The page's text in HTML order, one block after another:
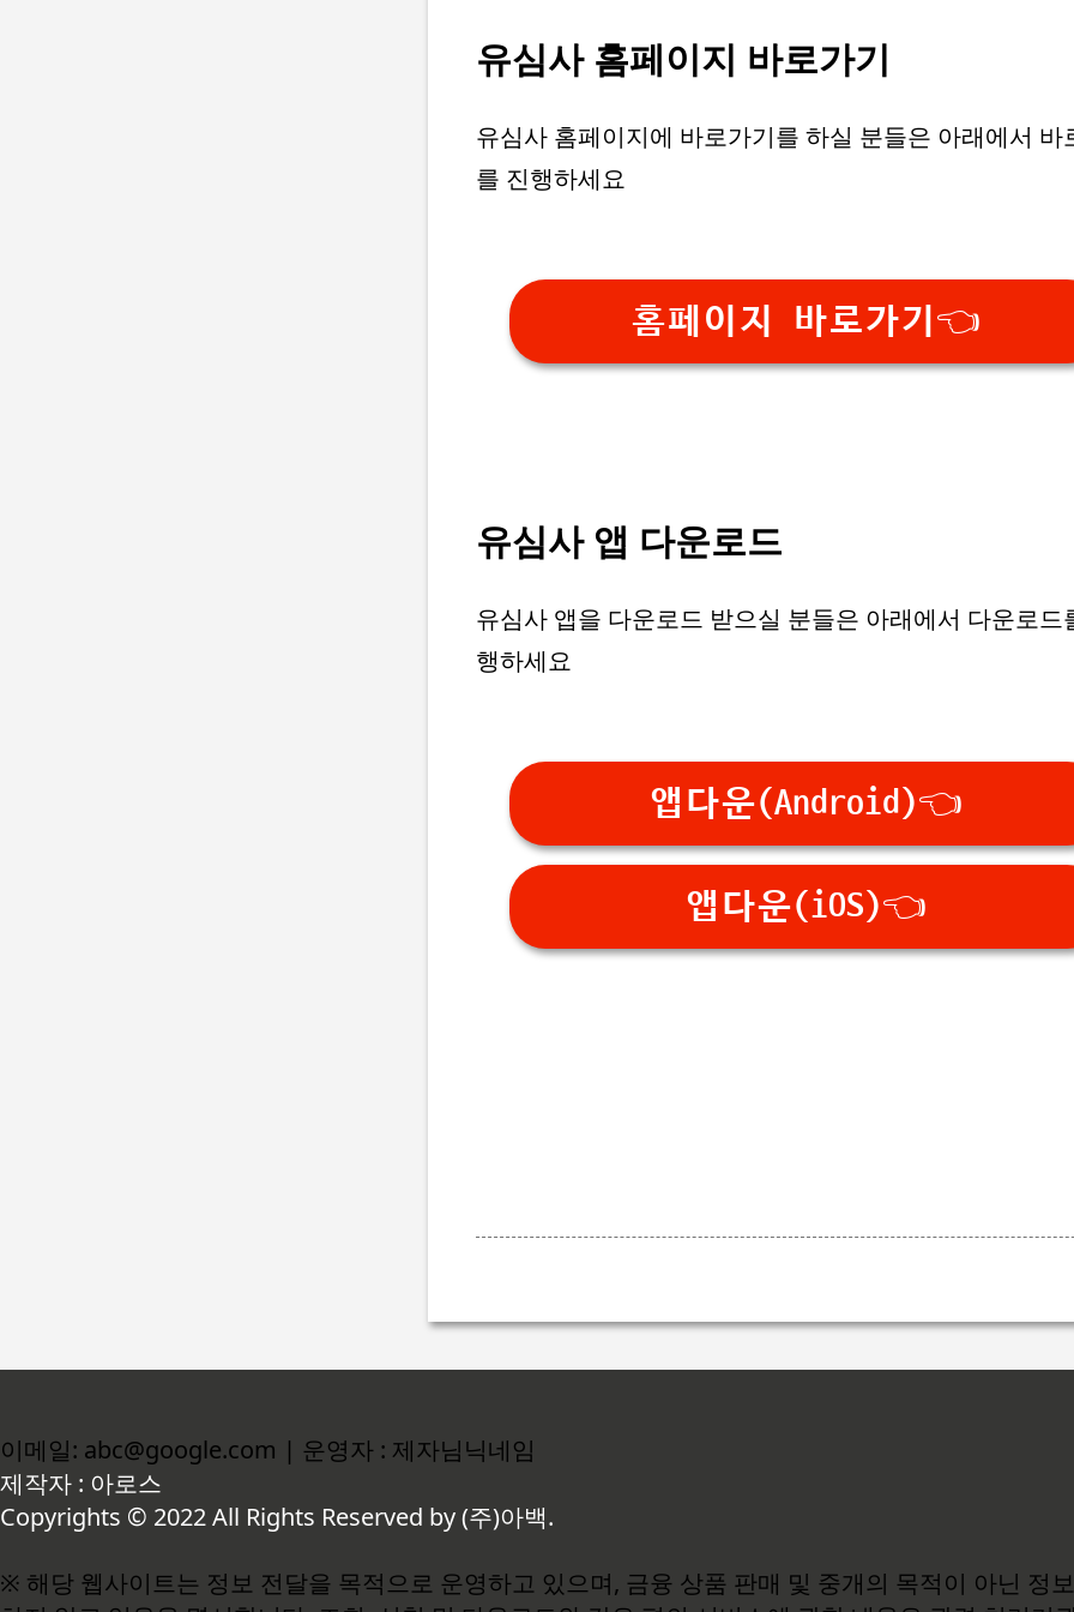
유심사 홈페이지 바로가기
유심사 홈페이지에 바로가기를 하실 분들은 아래에서 바
를 진행하세요
홈페이지 바로가기👈
유심사 앱 다운로드
유심사 앱을 다운로드 받으실 분들은 아래에서 다운로드
행하세요
앱다운(Android)👈
앱다운(iOS)👈
이메일: abc@google.com | 운영자 : 제자님닉네임
제작자 : 아로스
Copyrights © 2022 All Rights Reserved by (주)아백.
※ 해당 웹사이트는 정보 전달을 목적으로 운영하고 있으며, 금융 상품 판매 및 중개의 목적이 아닌 정